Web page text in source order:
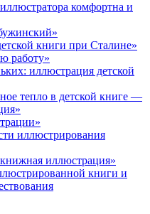
комфортна и
книги при Сталине»
работу»
иллюстрация детской
тепло в детской книге —
иллюстрирования
иллюстрация»
книги и